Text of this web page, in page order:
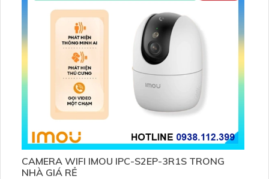
CAMERA WIFI IMOU IPC-S2EP-3R1S TRONG
NHÀ GIÁ RẺ